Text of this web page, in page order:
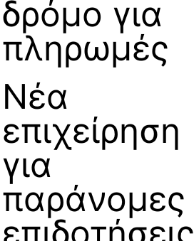
δρόμο για
πληρωμές
Νέα
επιχείρηση
για
παράνομες